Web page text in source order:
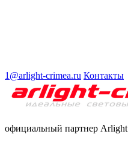
1@arlight-crimea.ru Контакты
официальный партнер Arlight